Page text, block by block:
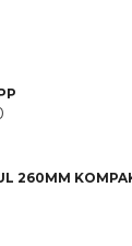
260MM